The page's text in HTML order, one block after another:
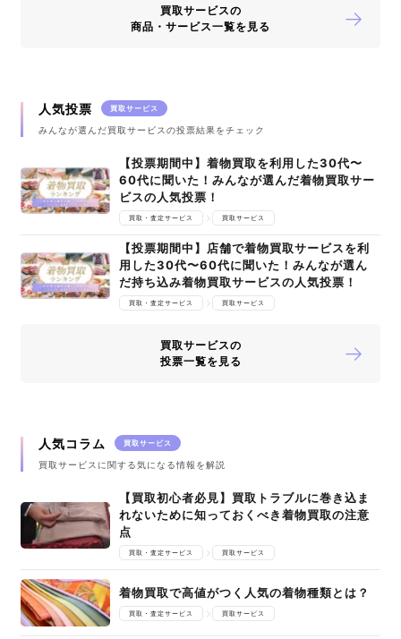
買取サービスの
商品・サービス一覧を見る
人気投票 買取サービス
みんなが選んだ買取サービスの投票結果をチェック
【投票期間中】着物買取を利用した30代〜
60代に聞いた！みんなが選んだ着物買取サー
ビスの人気投票！
買取・査定サービス 買取サービス
【投票期間中】店舗で着物買取サービスを利
用した30代〜60代に聞いた！みんなが選ん
だ持ち込み着物買取サービスの人気投票！
買取・査定サービス 買取サービス
買取サービスの
投票一覧を見る
人気コラム 買取サービス
買取サービスに関する気になる情報を解説
【買取初心者必見】買取トラブルに巻き込ま
れないために知っておくべき着物買取の注意
点
買取・査定サービス 買取サービス
着物買取で高値がつく人気の着物種類とは？
買取・査定サービス 買取サービス